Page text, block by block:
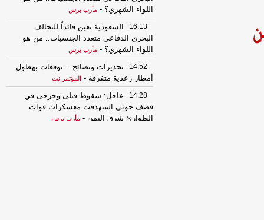
اللواء الشهري؟ - مأرب برس
16:13
السعودية تعين قائداً للتحالف
البحري الدفاعي متعدد الجنسيات.. من هو
اللواء الشهري؟ - مأرب برس
14:52
تحذيرات ونصائح .. توقعات بهطول
أمطار رعدية متفرقة - المؤتمر.نت
14:28
عاجل: سقوط قتلى وجرحى في
قصف حوثي استهدفت معسكرات قوات
الطوارئ شرق اليمن - مأرب برس